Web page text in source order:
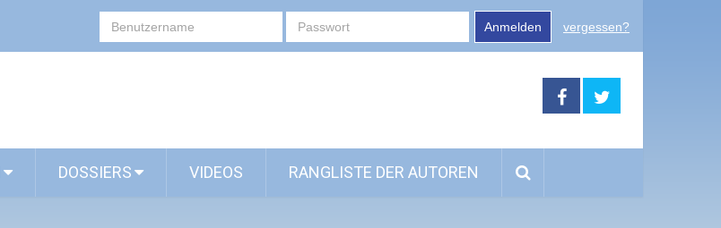
Anmelden vergessen?
DOSSIERS VIDEOS RANGLISTE DER AUTOREN